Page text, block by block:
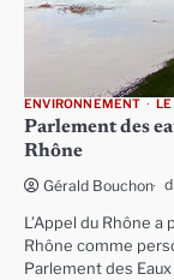
ENVIRONNEMENT LE
Parlement des
Rhône
Gérald Bouchon
L’Appel du Rhône
Rhône comme
Parlement des Eaux